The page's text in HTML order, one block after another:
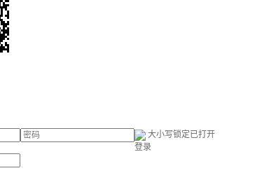
大小写锁定已打开
登录